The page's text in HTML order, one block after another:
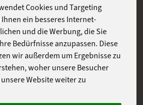
Cookies und Targeting
ein besseres Internet-
und die Werbung, die Sie
Bedürfnisse anzupassen. Diese
wir außerdem um Ergebnisse zu
woher unsere Besucher
Website weiter zu